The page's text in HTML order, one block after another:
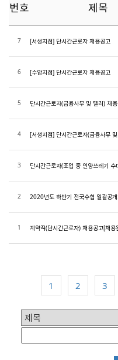
번호 제목
7 [서생지점] 단시간근로자 채용공고
6 [수암지점] 단시간근로자 채용공고
5 단시간근로자(금융사무 및 텔러) 채
4 [서생지점] 단시간근로자(금융사무
3 단시간근로자(조업 중 인양쓰레기 수
2 2020년도 하반기 전국수협 일괄공
1 계약직(단시간근로자) 채용공고[채용
1 2 3